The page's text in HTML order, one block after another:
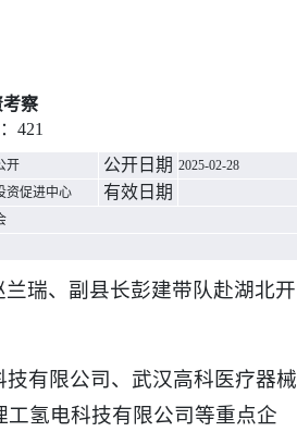
察
421
开 公开日期 2025-02-28
资促进中心
有效日期
瑞、副县长彭建带队赴湖北开
有限公司、武汉高科医疗器械
氢电科技有限公司等重点企